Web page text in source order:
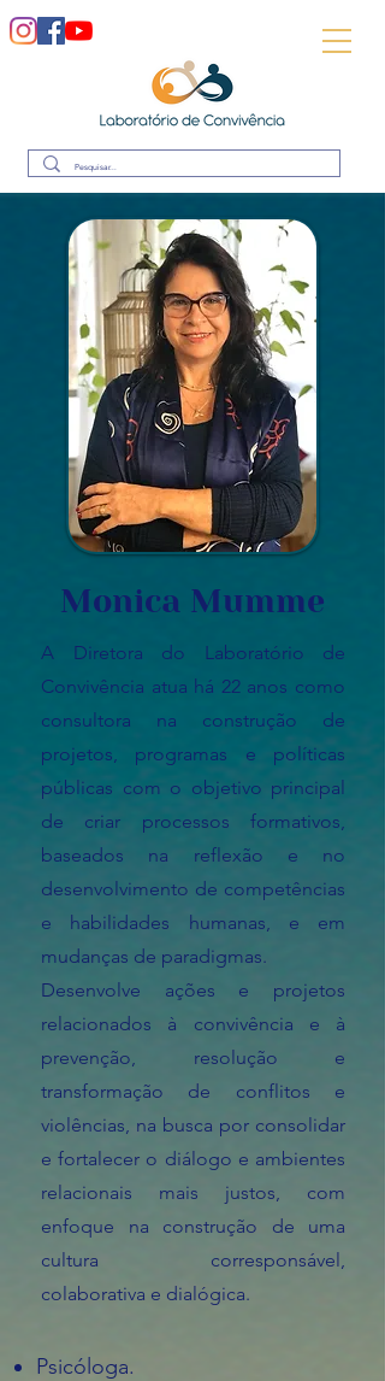
Monica Mumme
A Diretora do Laboratório de
Convivência atua há 22 anos como
consultora na construção de
projetos, programas e políticas
públicas com o objetivo principal
de criar processos formativos,
baseados na reflexão e no
desenvolvimento de competências
e habilidades humanas, e em
mudanças de paradigmas.
Desenvolve ações e projetos
relacionados à convivência e à
prevenção, resolução e
transformação de conflitos e
violências, na busca por consolidar
e fortalecer o diálogo e ambientes
relacionais mais justos, com
enfoque na construção de uma
cultura corresponsável,
colaborativa e dialógica.
Psicóloga.